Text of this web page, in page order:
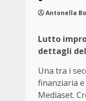
Antonella
Lutto
dettagli
Una tra i
finanziaria
Mediaset.